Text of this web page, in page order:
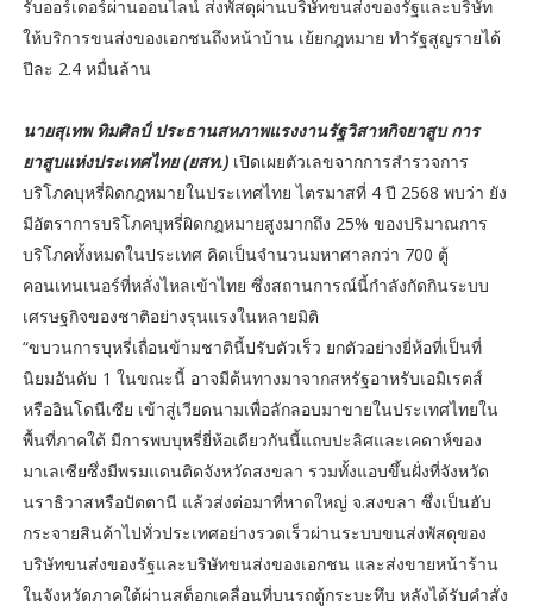
รับออร์เดอร์ผ่านออนไลน์ ส่งพัสดุผ่านบริษัทขนส่งของรัฐและบริษัท
ให้บริการขนส่งของเอกชนถึงหน้าบ้าน เย้ยกฎหมาย ทำรัฐสูญรายได้
ปีละ 2.4 หมื่นล้าน
นายสุเทพ ทิมศิลป์ ประธานสหภาพแรงงานรัฐวิสาหกิจยาสูบ การ
ยาสูบแห่งประเทศไทย (ยสท.) เปิดเผยตัวเลขจากการสำรวจการ
บริโภคบุหรี่ผิดกฎหมายในประเทศไทย ไตรมาสที่ 4 ปี 2568 พบว่า ยัง
มีอัตราการบริโภคบุหรี่ผิดกฎหมายสูงมากถึง 25% ของปริมาณการ
บริโภคทั้งหมดในประเทศ คิดเป็นจำนวนมหาศาลกว่า 700 ตู้
คอนเทนเนอร์ที่หลั่งไหลเข้าไทย ซึ่งสถานการณ์นี้กำลังกัดกินระบบ
เศรษฐกิจของชาติอย่างรุนแรงในหลายมิติ
“ขบวนการบุหรี่เถื่อนข้ามชาตินี้ปรับตัวเร็ว ยกตัวอย่างยี่ห้อที่เป็นที่
นิยมอันดับ 1 ในขณะนี้ อาจมีต้นทางมาจากสหรัฐอาหรับเอมิเรตส์
หรืออินโดนีเซีย เข้าสู่เวียดนามเพื่อลักลอบมาขายในประเทศไทยใน
พื้นที่ภาคใต้ มีการพบบุหรี่ยี่ห้อเดียวกันนี้แถบปะลิศและเคดาห์ของ
มาเลเซียซึ่งมีพรมแดนติดจังหวัดสงขลา รวมทั้งแอบขึ้นฝั่งที่จังหวัด
นราธิวาสหรือปัตตานี แล้วส่งต่อมาที่หาดใหญ่ จ.สงขลา ซึ่งเป็นฮับ
กระจายสินค้าไปทั่วประเทศอย่างรวดเร็วผ่านระบบขนส่งพัสดุของ
บริษัทขนส่งของรัฐและบริษัทขนส่งของเอกชน และส่งขายหน้าร้าน
ในจังหวัดภาคใต้ผ่านสต็อกเคลื่อนที่บนรถตู้กระบะทึบ หลังได้รับคำสั่ง